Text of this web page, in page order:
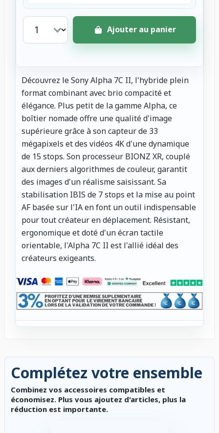
Ajouter au panier
Découvrez le Sony Alpha 7C II, l'hybride plein
format combinant avec brio compacité et
élégance. Plus petit de la gamme Alpha, ce
boîtier nomade offre une qualité d'image
supérieure grâce à son capteur de 33
mégapixels et des vidéos 4K d'une dynamique
de 15 stops. Son processeur BIONZ XR, couplé
aux derniers algorithmes de couleur, garantit
des images d'un réalisme saisissant. Sa
stabilisation IBIS de 7 stops et la mise au point
AF basée sur l'IA en font un outil indispensable
pour tout créateur en déplacement. Résistant,
ergonomique et doté d'un écran tactile
orientable, l'Alpha 7C II est l'allié idéal des
créateurs exigeants.
Complétez votre ensemble
Combinez vos accessoires compatibles et
économisez. Plus vous ajoutez d'articles, plus la
réduction est importante.